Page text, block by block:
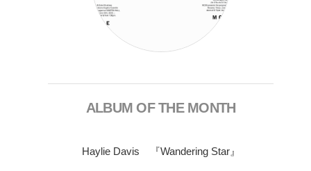
ALBUM OF THE MONTH
Haylie Davis 『Wandering Star』